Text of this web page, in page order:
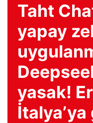
Taht
yapay
yasak!